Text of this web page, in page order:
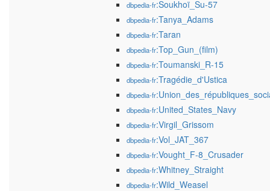
dbpedia-fr:Soukhoï_Su-57
dbpedia-fr:Tanya_Adams
dbpedia-fr:Taran
dbpedia-fr:Top_Gun_(film)
dbpedia-fr:Toumanski_R-15
dbpedia-fr:Tragédie_d'Ustica
dbpedia-fr
dbpedia-fr:United_States_Navy
dbpedia-fr:Virgil_Grissom
dbpedia-fr:Vol_JAT_367
dbpedia-fr:Vought_F-8_Crusader
dbpedia-fr:Whitney_Straight
dbpedia-fr:Wild_Weasel